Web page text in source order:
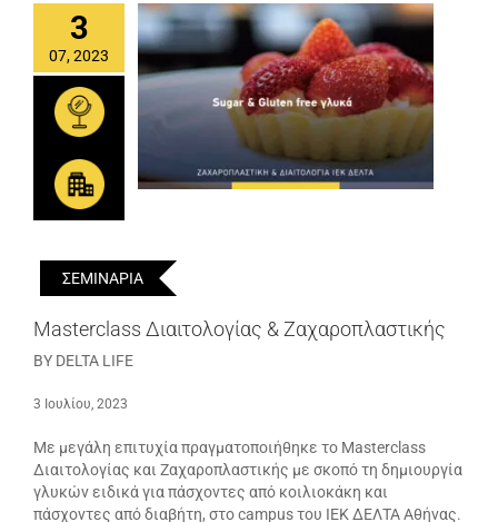
3
07, 2023
ΣΕΜΙΝΑΡΙΑ
Masterclass Διαιτολογίας & Ζαχαροπλαστικής
BY DELTA LIFE
3 Ιουλίου, 2023
Με μεγάλη επιτυχία πραγματοποιήθηκε το Masterclass
Διαιτολογίας και Ζαχαροπλαστικής με σκοπό τη δημιουργία
γλυκών ειδικά για πάσχοντες από κοιλιοκάκη και
πάσχοντες από διαβήτη, στο campus του ΙΕΚ ΔΕΛΤΑ Αθήνας.